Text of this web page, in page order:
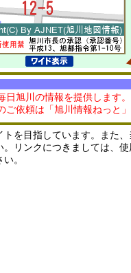
日旭川の情報を提供します。
ご依頼は「旭川情報ねっと
を目指しています。また
リンクにつきましては、
。